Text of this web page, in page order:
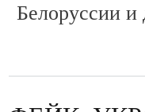
Белоруссии и